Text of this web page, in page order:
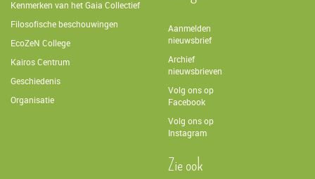
Kenmerken van het Gaia Collectief
Filosofische beschouwingen
EcoZeN College
Kairos Centrum
Geschiedenis
Organisatie
Aanmelden
nieuwsbrief
Archief
nieuwsbrieven
Volg ons op
Facebook
Volg ons op
Instagram
Zie ook